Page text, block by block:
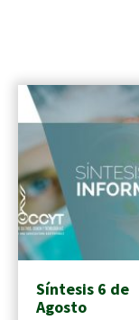
Síntesis 6 de
Agosto